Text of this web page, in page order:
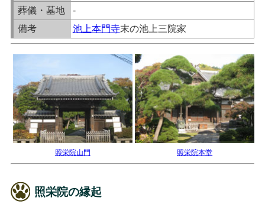
葬儀・墓地
-
備考
池上本門寺末の池上三院家
照栄院山門 照栄院本堂
照栄院の縁起